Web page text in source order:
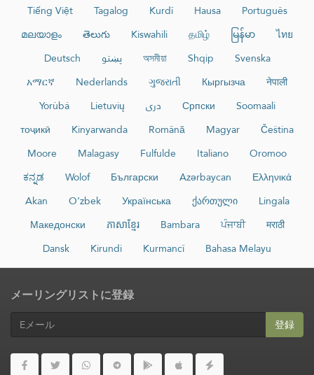
Tiếng Việt
Tagalog Kurdî Hausa
Português
മലയാളം
తెలుగు Kiswahili தமிழ் မြန်မာ
ไทย
Deutsch
پښتو অসমীয়া Shqip
Svenska
አማርኛ
Nederlands ગુજરાતી Кыргызча
नेपाली
Yorùbá
Lietuvių دری Српски
Soomaali
тоҷикӣ
Kinyarwanda Română Magyar
Čeština
Moore
Malagasy Fulfulde Italiano
Oromoo
ಕನ್ನಡ
Wolof Български Azərbaycan
Ελληνικά
Akan
O‘zbek Українська ქართული
Lingala
Македонски
ភាសាខ្មែរ Bambara ਪੰਜਾਬੀ
मराठी
Dansk
Kirundi Kurmancî Bahasa Melayu
メーリングリストに登録
登録